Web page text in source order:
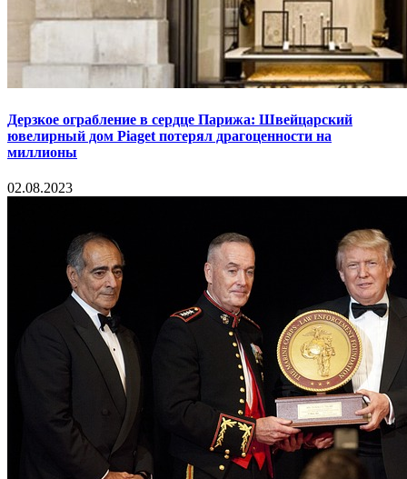
Дерзкое ограбление в сердце Парижа: Швейцарский
ювелирный дом Piaget потерял драгоценности на
миллионы
02.08.2023